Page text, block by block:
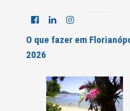
O que fazer em
2026